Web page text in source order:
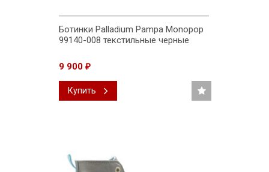
Ботинки Palladium Pampa Monopop
99140-008 текстильные черные
9 900 ₽
Купить